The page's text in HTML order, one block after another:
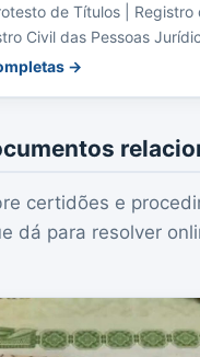
de Títulos | Registro
Civil das Pessoas
→
certidões e
dá para resolver